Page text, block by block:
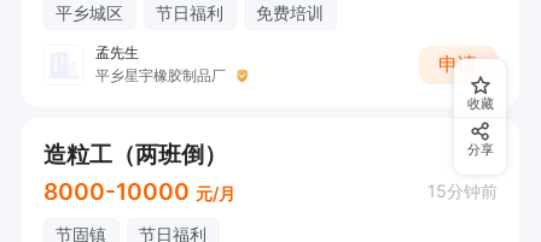
平乡城区 节日福利 免费培训
孟先生
平乡星宇橡胶制品厂
申请
造粒工（两班倒）
8000-10000 元/月 15分钟前
节固镇 节日福利
收藏
分享